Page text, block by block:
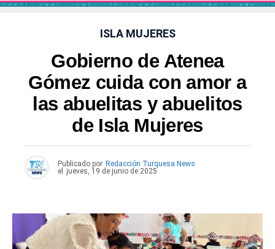
ISLA MUJERES
Gobierno de Atenea
Gómez cuida con amor a
las abuelitas y abuelitos
de Isla Mujeres
Publicado por Redacción Turquesa News
el
jueves, 19 de junio de 2025